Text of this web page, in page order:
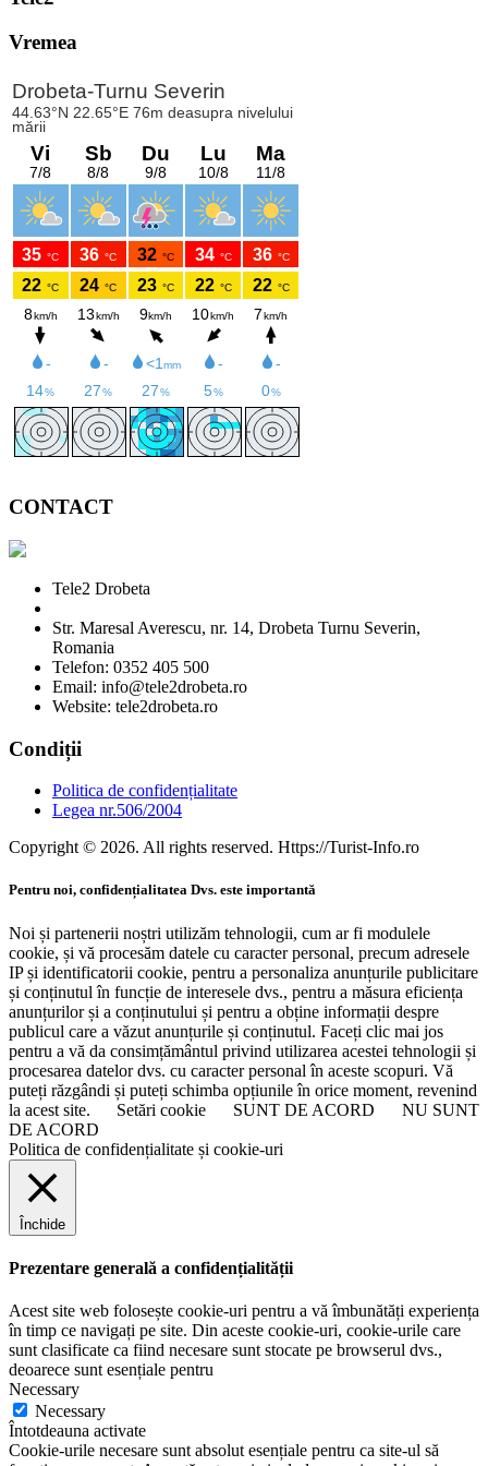
Vremea
CONTACT
Tele2 Drobeta
Str. Maresal Averescu, nr. 14, Drobeta Turnu Severin,
Romania
Telefon: 0352 405 500
Email: info@tele2drobeta.ro
Website: tele2drobeta.ro
Condiții
Politica de confidențialitate
Legea nr.506/2004
Copyright © 2026. All rights reserved. Https://Turist-Info.ro
Pentru noi, confidențialitatea Dvs. este importantă
Noi și partenerii noștri utilizăm tehnologii, cum ar fi modulele
cookie, și vă procesăm datele cu caracter personal, precum adresele
IP și identificatorii cookie, pentru a personaliza anunțurile publicitare
și conținutul în funcție de interesele dvs., pentru a măsura eficiența
anunțurilor și a conținutului și pentru a obține informații despre
publicul care a văzut anunțurile și conținutul. Faceți clic mai jos
pentru a vă da consimțământul privind utilizarea acestei tehnologii și
procesarea datelor dvs. cu caracter personal în aceste scopuri. Vă
puteți răzgândi și puteți schimba opțiunile în orice moment, revenind
la acest site.
Setări cookie SUNT DE ACORD
NU SUNT
DE ACORD
Politica de confidențialitate și cookie-uri
Închide
Prezentare generală a confidențialității
Acest site web folosește cookie-uri pentru a vă îmbunătăți experiența
în timp ce navigați pe site. Din aceste cookie-uri, cookie-urile care
sunt clasificate ca fiind necesare sunt stocate pe browserul dvs.,
deoarece sunt esențiale pentru
Necessary
Necessary
Întotdeauna activate
Cookie-urile necesare sunt absolut esențiale pentru ca site-ul să